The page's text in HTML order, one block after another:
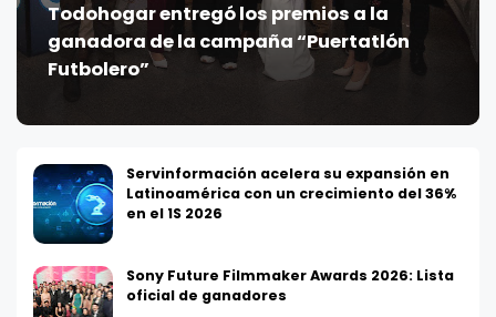
Todohogar entregó los premios a la
ganadora de la campaña “Puertatlón
Futbolero”
Servinformación acelera su expansión en
Latinoamérica con un crecimiento del 36%
en el 1S 2026
Sony Future Filmmaker Awards 2026: Lista
oficial de ganadores